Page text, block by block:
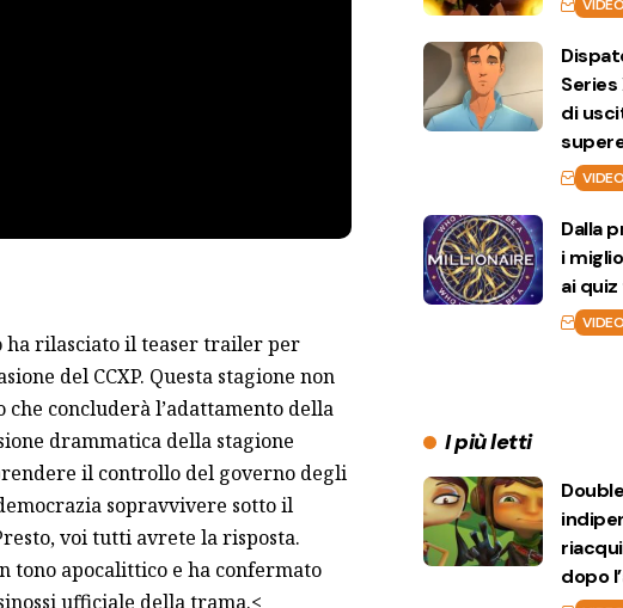
ha rilasciato il teaser trailer per
del CCXP. Questa stagione non
concluderà l’adattamento della
drammatica della stagione
il controllo del governo degli
sopravvivere sotto il
voi tutti avrete la risposta.
apocalittico e ha confermato
ufficiale della trama.<
Series
di
Dalla
i
ai
I più letti
dopo